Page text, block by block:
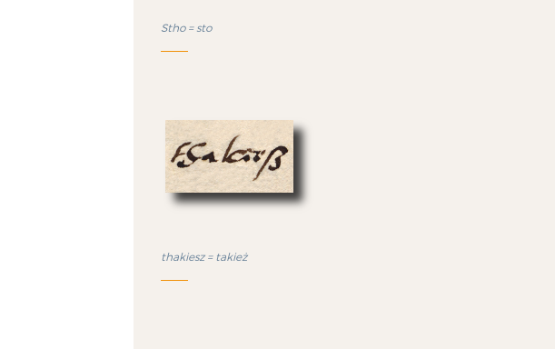
Stho = sto
thakiesz = takież